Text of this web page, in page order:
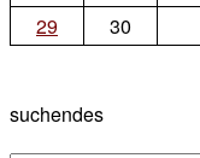
29
30
suchendes